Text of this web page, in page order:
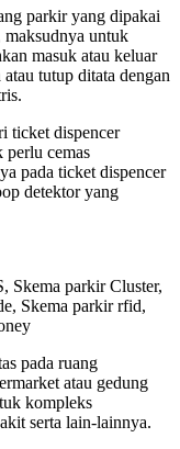
parkir yang dipakai
maksudnya untuk
masuk atau keluar
tutup ditata dengan
ticket dispencer
perlu cemas
pada ticket dispencer
detektor yang
Skema parkir Cluster,
Skema parkir rfid,
pada ruang
atau gedung
kompleks
serta lain-lainnya.